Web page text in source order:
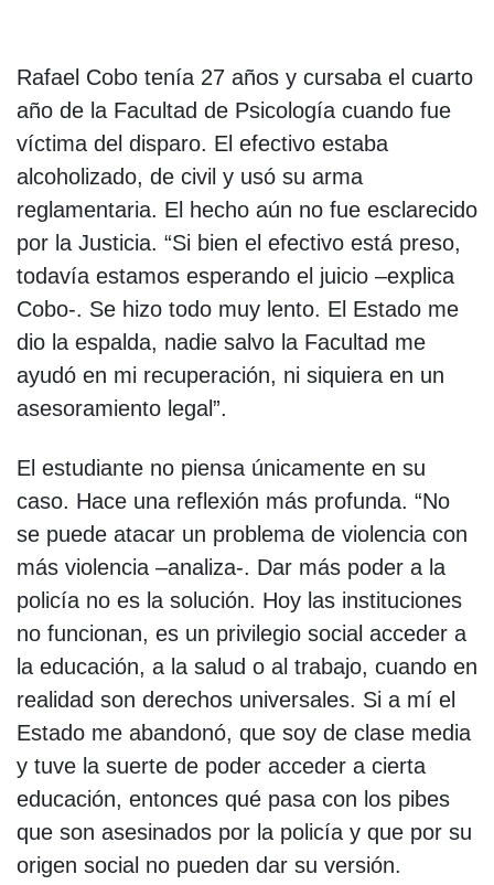
Rafael Cobo tenía 27 años y cursaba el cuarto
año de la Facultad de Psicología cuando fue
víctima del disparo. El efectivo estaba
alcoholizado, de civil y usó su arma
reglamentaria. El hecho aún no fue esclarecido
por la Justicia. “Si bien el efectivo está preso,
todavía estamos esperando el juicio –explica
Cobo-. Se hizo todo muy lento. El Estado me
dio la espalda, nadie salvo la Facultad me
ayudó en mi recuperación, ni siquiera en un
asesoramiento legal”.
El estudiante no piensa únicamente en su
caso. Hace una reflexión más profunda. “No
se puede atacar un problema de violencia con
más violencia –analiza-. Dar más poder a la
policía no es la solución. Hoy las instituciones
no funcionan, es un privilegio social acceder a
la educación, a la salud o al trabajo, cuando en
realidad son derechos universales. Si a mí el
Estado me abandonó, que soy de clase media
y tuve la suerte de poder acceder a cierta
educación, entonces qué pasa con los pibes
que son asesinados por la policía y que por su
origen social no pueden dar su versión.